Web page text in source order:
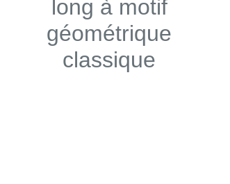
long à motif
géométrique
classique